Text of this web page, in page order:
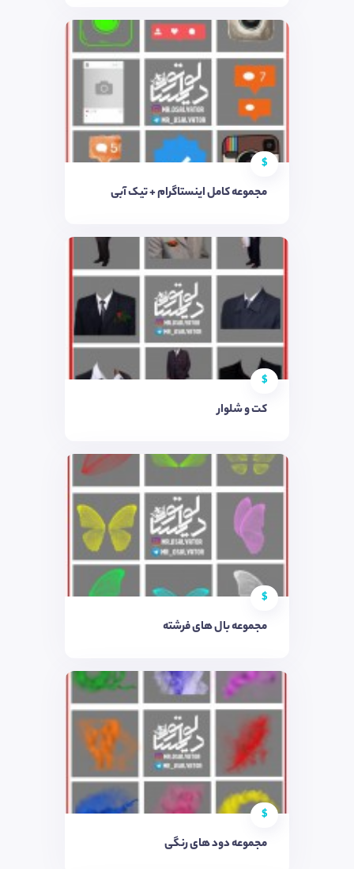
$
مجموعه کامل اینستاگرام + تیک آبی
$
کت و شلوار
$
مجموعه بال های فرشته
$
مجموعه دود های رنگی